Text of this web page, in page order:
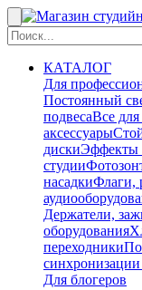
КАТАЛОГ
Для
Постоянный
подвесаВсе
аксессуары
дискиЭффекты
студии
насадкиФлаги,
Держатели,
оборудования
переходники
Для блогеров